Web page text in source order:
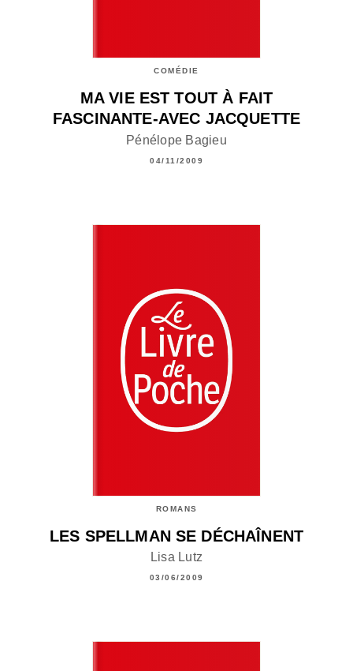
COMÉDIE
MA VIE EST TOUT À FAIT
FASCINANTE-AVEC JACQUETTE
Pénélope Bagieu
04/11/2009
ROMANS
LES SPELLMAN SE DÉCHAÎNENT
Lisa Lutz
03/06/2009